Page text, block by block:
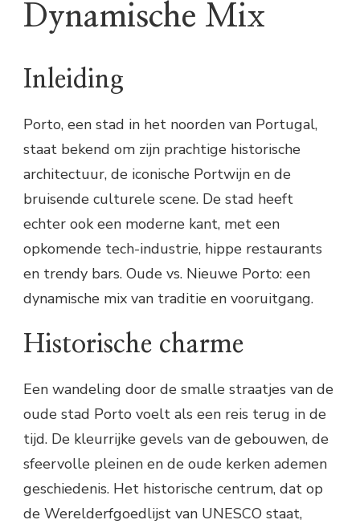
Dynamische Mix
Inleiding
Porto, een stad in het noorden van Portugal,
staat bekend om zijn prachtige historische
architectuur, de iconische Portwijn en de
bruisende culturele scene. De stad heeft
echter ook een moderne kant, met een
opkomende tech-industrie, hippe restaurants
en trendy bars. Oude vs. Nieuwe Porto: een
dynamische mix van traditie en vooruitgang.
Historische charme
Een wandeling door de smalle straatjes van de
oude stad Porto voelt als een reis terug in de
tijd. De kleurrijke gevels van de gebouwen, de
sfeervolle pleinen en de oude kerken ademen
geschiedenis. Het historische centrum, dat op
de Werelderfgoedlijst van UNESCO staat,